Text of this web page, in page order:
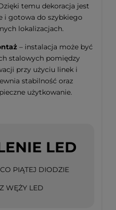
temu dekoracja jest
i gotowa do szybkiego
lokalizacjach.
– instalacja może być
stalowych pomiędzy
przy użyciu linek i
stabilność oraz
użytkowanie.
LED
PIĄTEJ DIODZIE
WĘŻY LED